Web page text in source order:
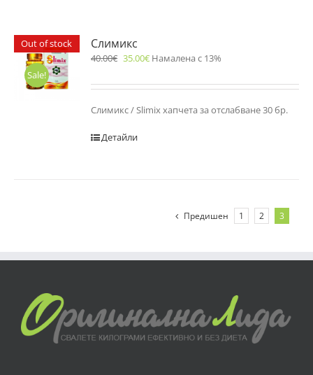
Out of stock
Sale!
Слимикс
40.00€ 35.00€ Намалена с 13%
Слимикс / Slimix хапчета за отслабване 30 бр.
Детайли
Предишен 1 2 3